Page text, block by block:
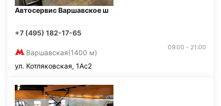
Автосервис Варшавское ш
+7 (495) 182-17-65
Варшавская(1400 м)
09:00 - 21:00
ул. Котляковская, 1Ас2